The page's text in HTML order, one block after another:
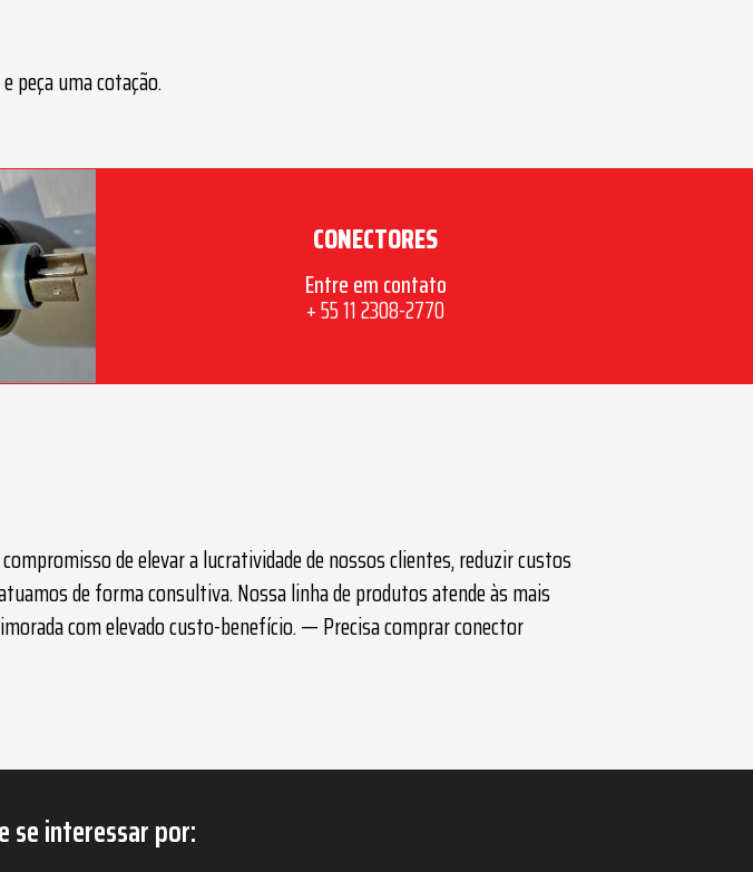
peça uma cotação.
CONECTORES
Entre em contato
+ 55 11 2308-2770
de elevar a lucratividade de nossos clientes, reduzir custos
de forma consultiva. Nossa linha de produtos atende às mais
com elevado custo-benefício. — Precisa comprarconector
se interessar por: